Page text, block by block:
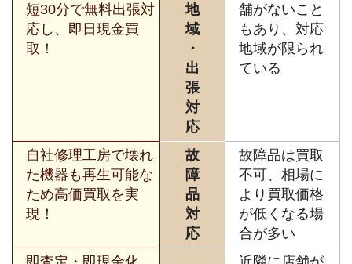
短30分で無料出張対
応し、即日現金買
取！
地
域
・
出
張
対
応
舗がないこと
もあり、対応
地域が限られ
ている
自社修理工房で壊れ
た機器も再生可能な
ため高価買取を実
現！
故
障
品
対
応
故障品は買取
不可、相場に
より買取価格
が低くなる場
合が多い